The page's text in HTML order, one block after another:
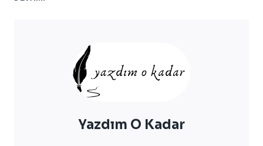
KAZANILIR?
Yazdım O Kadar